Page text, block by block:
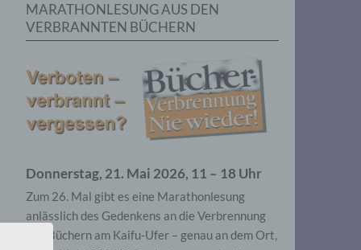
MARATHONLESUNG AUS DEN
VERBRANNTEN BÜCHERN
Donnerstag, 21. Mai 2026, 11 – 18 Uhr
Zum 26. Mal gibt es eine Marathonlesung
anlässlich des Gedenkens an die Verbrennung
von Büchern am Kaifu-Ufer – genau an dem Ort,